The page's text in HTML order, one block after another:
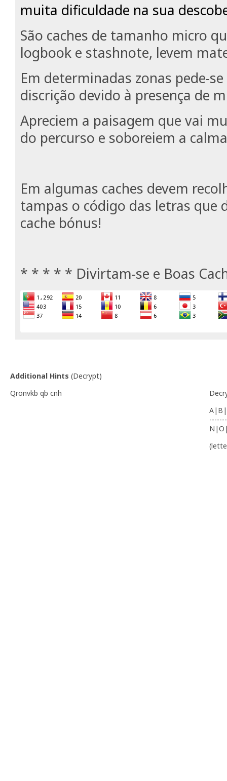
muita dificuldade na sua
São caches de tamanho micro
logbook e stashnote, levem
Em determinadas zonas pede-
discrição devido à presença de
Apreciem a paisagem que vai
do percurso e soboreiem a
Em algumas caches devem
tampas o código das letras que
cache bónus!
* * * * * Divirtam-se e Boas
Additional Hints (Decrypt)
Qronvkb qb cnh